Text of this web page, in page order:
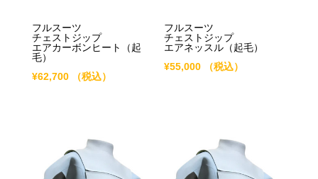
フルスーツ
チェストジップ
エアカーボンヒート（起
毛）
¥62,700 （税込）
フルスーツ
チェストジップ
エアネッスル（起毛）
¥55,000 （税込）